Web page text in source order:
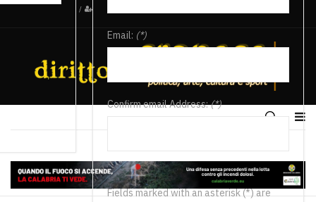
/
Email: (*)
Confirm email Address:(*)
Fields marked with an asterisk (*) are